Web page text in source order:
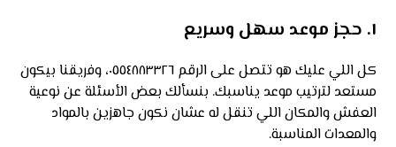
١. حجز موعد سهل وسريع
كل اللي عليك هو تتصل على الرقم ٠٥٥٤٨٨٣٣٢٦، وفريقنا بيكون
مستعد لترتيب موعد يناسبك. بنسألك بعض الأسئلة عن نوعية
العفش والمكان اللي تنقل له عشان نكون جاهزين بالمواد
والمعدات المناسبة.